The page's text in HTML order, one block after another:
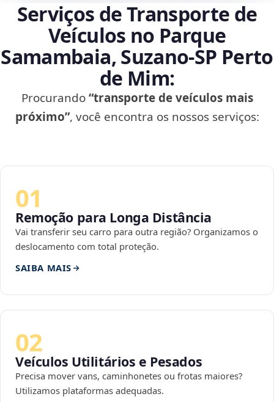
Serviços de Transporte de
Veículos no Parque
Samambaia, Suzano‑SP Perto
de Mim:
Procurando“transporte de veículos mais
próximo”, você encontra os nossos serviços:
01
Remoção para Longa Distância
Vai transferir seu carro para outra região? Organizamos o
deslocamento com total proteção.
SAIBA MAIS
02
Veículos Utilitários e Pesados
Precisa mover vans, caminhonetes ou frotas maiores?
Utilizamos plataformas adequadas.